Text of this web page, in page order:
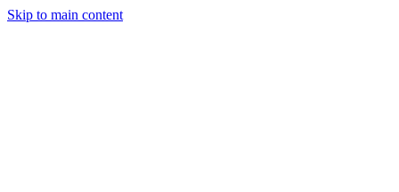
Skip to main content